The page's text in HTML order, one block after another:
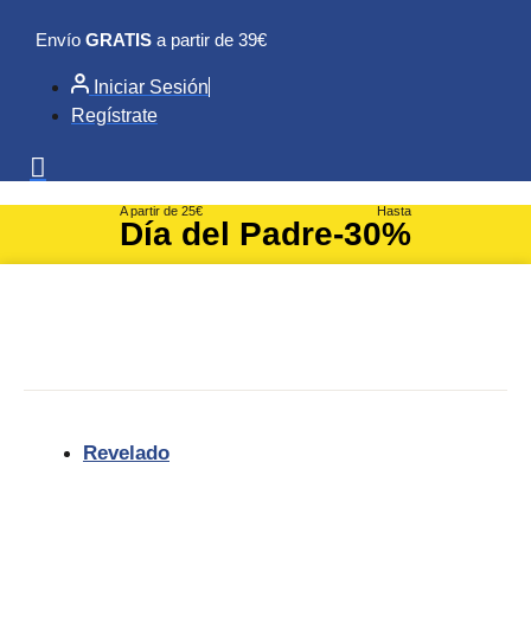
contenido
Envío GRATIS a partir de 39€
Iniciar Sesión
Regístrate
A partir de 25€
Día del Padre
Hasta
-30%
Revelado